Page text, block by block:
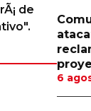
de
6